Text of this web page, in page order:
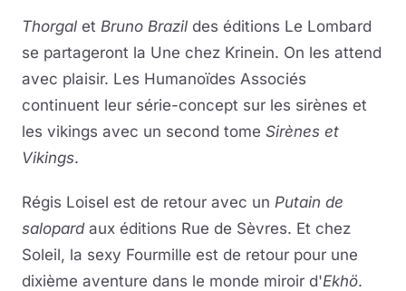
Thorgal et Bruno Brazil des éditions Le Lombard
se partageront la Une chez Krinein. On les attend
avec plaisir. Les Humanoïdes Associés
continuent leur série-concept sur les sirènes et
les vikings avec un second tome Sirènes et
Vikings.
Régis Loisel est de retour avec un Putain de
salopardaux éditions Rue de Sèvres. Et chez
Soleil, la sexy Fourmille est de retour pour une
dixième aventure dans le monde miroir d'Ekhö.